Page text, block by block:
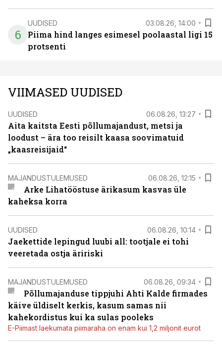
6
UUDISED 03.08.26, 14:00
Piima hind langes esimesel poolaastal ligi 15
protsenti
VIIMASED UUDISED
UUDISED 06.08.26, 13:27
Aita kaitsta Eesti põllumajandust, metsi ja
loodust – ära too reisilt kaasa soovimatuid
„kaasreisijaid“
MAJANDUSTULEMUSED 06.08.26, 12:15
Arke Lihatööstuse ärikasum kasvas üle
kaheksa korra
UUDISED 06.08.26, 10:14
Jaekettide lepingud luubi all: tootjale ei tohi
veeretada ostja äririski
MAJANDUSTULEMUSED 06.08.26, 09:34
Põllumajanduse tippjuhi Ahti Kalde firmades
käive üldiselt kerkis, kasum samas nii
kahekordistus kui ka sulas pooleks
E-Piimast laekumata piimaraha on enam kui 1,2 miljonit eurot